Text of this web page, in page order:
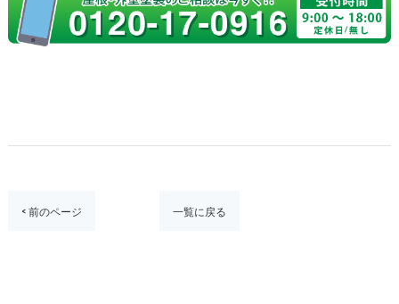
< 前のページ 一覧に戻る